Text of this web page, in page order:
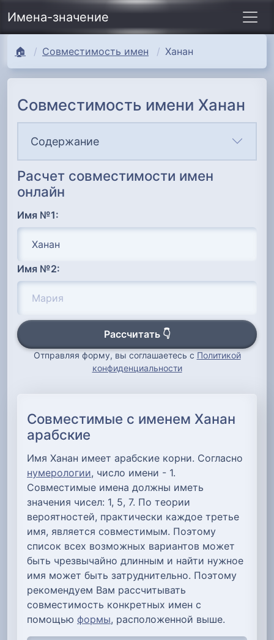
Имена-значение
🏠 Совместимость имен Ханан
Совместимость имени Ханан
Содержание
Расчет совместимости имен
онлайн
Имя №1:
Имя №2:
Рассчитать 👇
Отправляя форму, вы соглашаетесь с Политикой
конфиденциальности
Совместимые с именем Ханан
арабские
Имя Ханан имеет арабские корни. Согласно
нумерологии, число имени - 1.
Совместимые имена должны иметь
значения чисел: 1, 5, 7. По теории
вероятностей, практически каждое третье
имя, является совместимым. Поэтому
список всех возможных вариантов может
быть чрезвычайно длинным и найти нужное
имя может быть затруднительно. Поэтому
рекомендуем Вам рассчитывать
совместимость конкретных имен с
помощью формы, расположенной выше.